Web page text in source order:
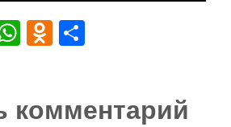
WhatsApp
Odnoklassniki
комментарий